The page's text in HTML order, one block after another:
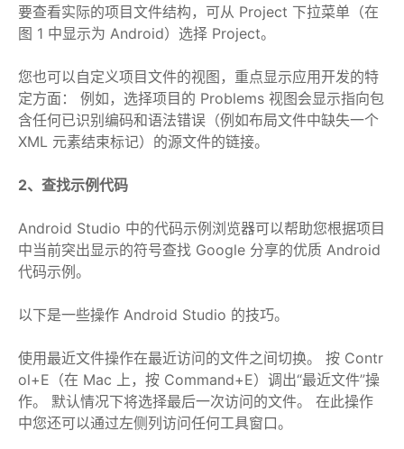
要查看实际的项目文件结构，可从 Project 下拉菜单（在
图 1 中显示为 Android）选择 Project。
您也可以自定义项目文件的视图，重点显示应用开发的特
定方面： 例如，选择项目的 Problems 视图会显示指向包
含任何已识别编码和语法错误（例如布局文件中缺失一个
XML 元素结束标记）的源文件的链接。
2、查找示例代码
Android Studio 中的代码示例浏览器可以帮助您根据项目
中当前突出显示的符号查找 Google 分享的优质 Android
代码示例。
以下是一些操作 Android Studio 的技巧。
使用最近文件操作在最近访问的文件之间切换。 按 Contr
ol+E（在 Mac 上，按 Command+E）调出“最近文件”操
作。 默认情况下将选择最后一次访问的文件。 在此操作
中您还可以通过左侧列访问任何工具窗口。